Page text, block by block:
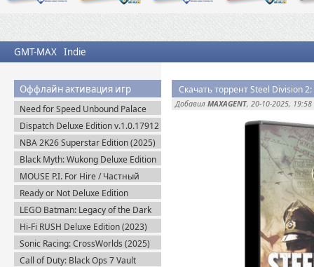
GMT-MAX Indie
Оффлайн активация игр
Need for Speed Unbound Palace
Edition (2022) Origin-Rip
Dispatch Deluxe Edition v.1.0.17912
+ DLC (2025) Пиратка
NBA 2K26 Superstar Edition (2025)
Steam-Rip
Black Myth: Wukong Deluxe Edition
(2024) Portable
MOUSE P.I. For Hire / Частный
детектив МАУС v.1.2.2 (2026)
Пиратка
Ready or Not Deluxe Edition
v.117216 + Все DLC (2023)
Пиратка
LEGO Batman: Legacy of the Dark
Knight / ЛЕГО Бэтмен: Наследие
Тёмного Рыцаря (2026) Portable
Hi-Fi RUSH Deluxe Edition (2023)
Пиратка
Sonic Racing: CrossWorlds (2025)
Steam-Rip
Call of Duty: Black Ops 7 Vault
Скачать торрент Steel Division
Добавил MAXAGENT, 20-10-2025, 19:58